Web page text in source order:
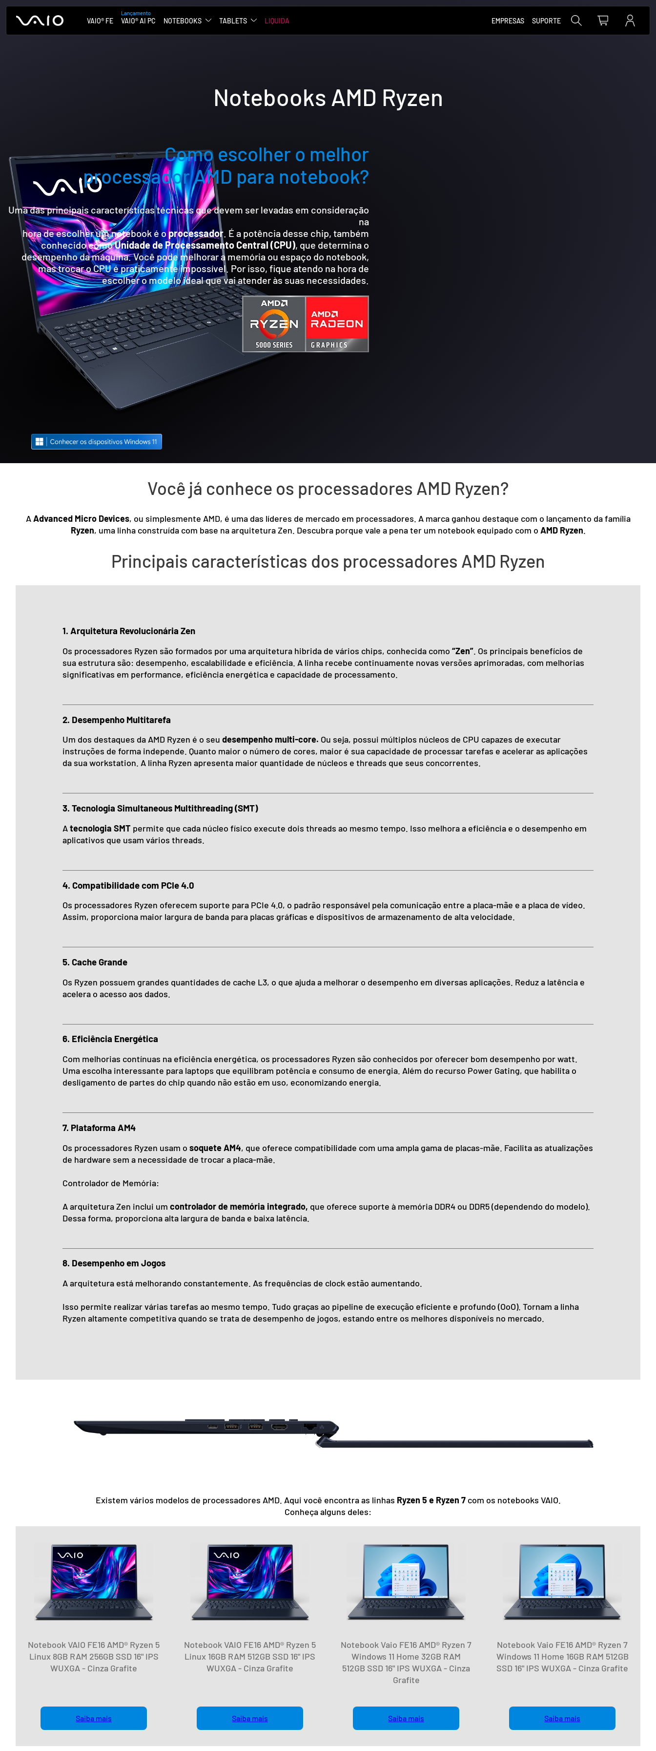
VAIO® FE VAIO® AI PC NOTEBOOKS TABLETS LIQUIDA EMPRESAS SUPORTE
Notebooks AMD Ryzen
Como escolher o melhor
processador AMD para notebook?
Uma das principais características técnicas que devem ser levadas em consideração
na
hora de escolher um notebook é oprocessador . É a potência desse chip, também
conhecido comoUnidade de Processamento Central (CPU), que determina o
desempenho da máquina. Você pode melhorar a memória ou espaço do notebook,
mas trocar o CPU é praticamente impossível. Por isso, fique atendo na hora de
escolher o modelo ideal que vai atender às suas necessidades.
Você já conhece os processadores AMD Ryzen?
AAdvanced Micro Devices, ou simplesmente AMD, é uma das líderes de mercado em processadores. A marca ganhou destaque com o lançamento da família
Ryzen, uma linha construída com base na arquitetura Zen. Descubra porque vale a pena ter um notebook equipado com o AMD Ryzen.
Principais características dos processadores AMD Ryzen
1. Arquitetura Revolucionária Zen
Os processadores Ryzen são formados por uma arquitetura hibrida de vários chips, conhecida como “Zen”. Os principais benefícios de
sua estrutura são: desempenho, escalabilidade e eficiência. A linha recebe continuamente novas versões aprimoradas, com melhorias
significativas em performance, eficiência energética e capacidade de processamento.
2. Desempenho Multitarefa
Um dos destaques da AMD Ryzen é o seu desempenho multi-core. Ou seja, possui múltiplos núcleos de CPU capazes de executar
instruções de forma independe. Quanto maior o número de cores, maior é sua capacidade de processar tarefas e acelerar as aplicações
da sua workstation. A linha Ryzen apresenta maior quantidade de núcleos e threads que seus concorrentes.
3. Tecnologia Simultaneous Multithreading (SMT)
Atecnologia SMT permite que cada núcleo físico execute dois threads ao mesmo tempo. Isso melhora a eficiência e o desempenho em
aplicativos que usam vários threads.
4. Compatibilidade com PCIe 4.0
Os processadores Ryzen oferecem suporte para PCIe 4.0, o padrão responsável pela comunicação entre a placa-mãe e a placa de vídeo.
Assim, proporciona maior largura de banda para placas gráficas e dispositivos de armazenamento de alta velocidade.
5. Cache Grande
Os Ryzen possuem grandes quantidades de cache L3, o que ajuda a melhorar o desempenho em diversas aplicações. Reduz a latência e
acelera o acesso aos dados.
6. Eficiência Energética
Com melhorias contínuas na eficiência energética, os processadores Ryzen são conhecidos por oferecer bom desempenho por watt.
Uma escolha interessante para laptops que equilibram potência e consumo de energia. Além do recurso Power Gating, que habilita o
desligamento de partes do chip quando não estão em uso, economizando energia.
7. Plataforma AM4
Os processadores Ryzen usam o soquete AM4, que oferece compatibilidade com uma ampla gama de placas-mãe. Facilita as atualizações
de hardware sem a necessidade de trocar a placa-mãe.
Controlador de Memória:
A arquitetura Zen inclui um controlador de memória integrado, que oferece suporte à memória DDR4 ou DDR5 (dependendo do modelo).
Dessa forma, proporciona alta largura de banda e baixa latência.
8. Desempenho em Jogos
A arquitetura está melhorando constantemente. As frequências de clock estão aumentando.
Isso permite realizar várias tarefas ao mesmo tempo. Tudo graças ao pipeline de execução eficiente e profundo (OoO). Tornam a linha
Ryzen altamente competitiva quando se trata de desempenho de jogos, estando entre os melhores disponíveis no mercado.
Existem vários modelos de processadores AMD. Aqui você encontra as linhas Ryzen 5 e Ryzen 7com os notebooks VAIO.
Conheça alguns deles:
Notebook VAIO FE16 AMD® Ryzen 5
Linux 8GB RAM 256GB SSD 16" IPS
WUXGA - Cinza Grafite
Saiba mais
Notebook VAIO FE16 AMD® Ryzen 5
Linux 16GB RAM 512GB SSD 16" IPS
WUXGA - Cinza Grafite
Saiba mais
Notebook Vaio FE16 AMD® Ryzen 7
Windows 11 Home 32GB RAM
512GB SSD 16" IPS WUXGA - Cinza
Grafite
Saiba mais
Notebook Vaio FE16 AMD® Ryzen 7
Windows 11 Home 16GB RAM 512GB
SSD 16" IPS WUXGA - Cinza Grafite
Saiba mais